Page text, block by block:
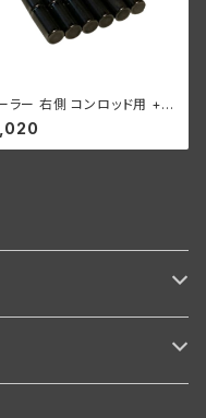
ラー 右側 コンロッド用 +0
オーバーサイズ 12個入り
レーダビッドソン 1929-73
RL WL G エンジン